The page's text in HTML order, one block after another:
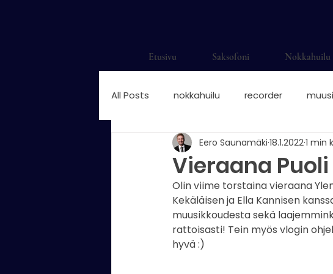
Etusivu Saksofoni Nokkahuilu
All Posts nokkahuilu recorder
saksofonisti saksofonisti Helsinki
saksofonisti suomalainen nokkahuilisti
nokkahuilun sormitukset
Vieraana
Eero Saunamäki 18.1.20221 min
Olin viime torstaina vieraana
Kekäläisen ja Ella Kannisen
muusikkoudesta sekä
rattoisasti! Tein myös vlogin
hyvä :)